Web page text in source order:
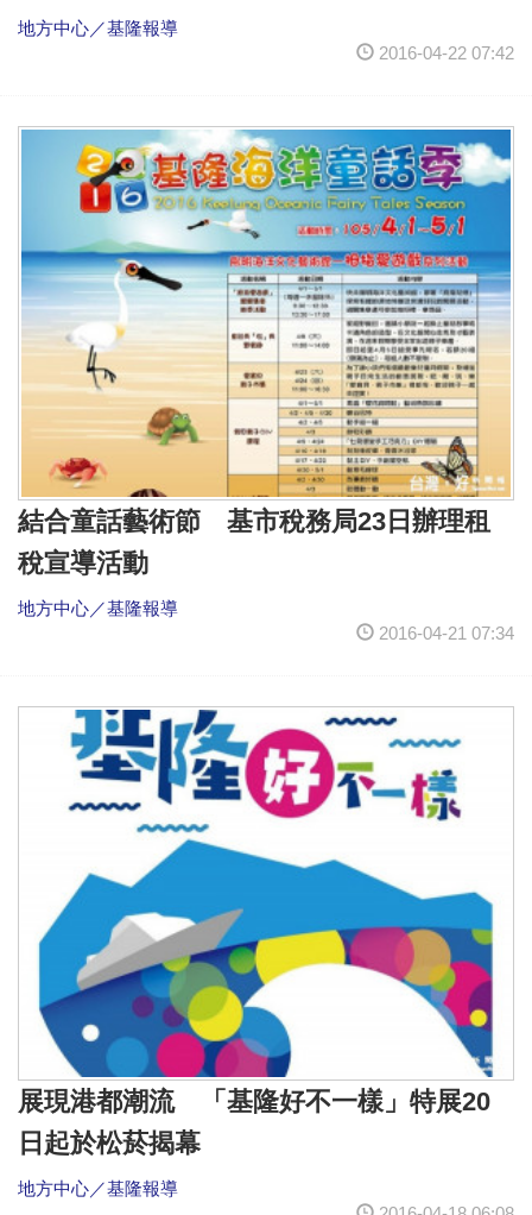
地方中心／基隆報導
2016-04-22 07:42
結合童話藝術節 基市稅務局23日辦理租
稅宣導活動
地方中心／基隆報導
2016-04-21 07:34
展現港都潮流 「基隆好不一樣」特展20
日起於松菸揭幕
地方中心／基隆報導